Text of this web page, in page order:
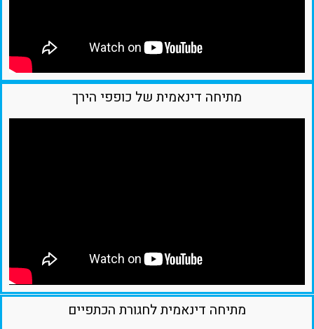
מתיחה דינאמית של כופפי הירך
מתיחה דינאמית לחגורת הכתפיים